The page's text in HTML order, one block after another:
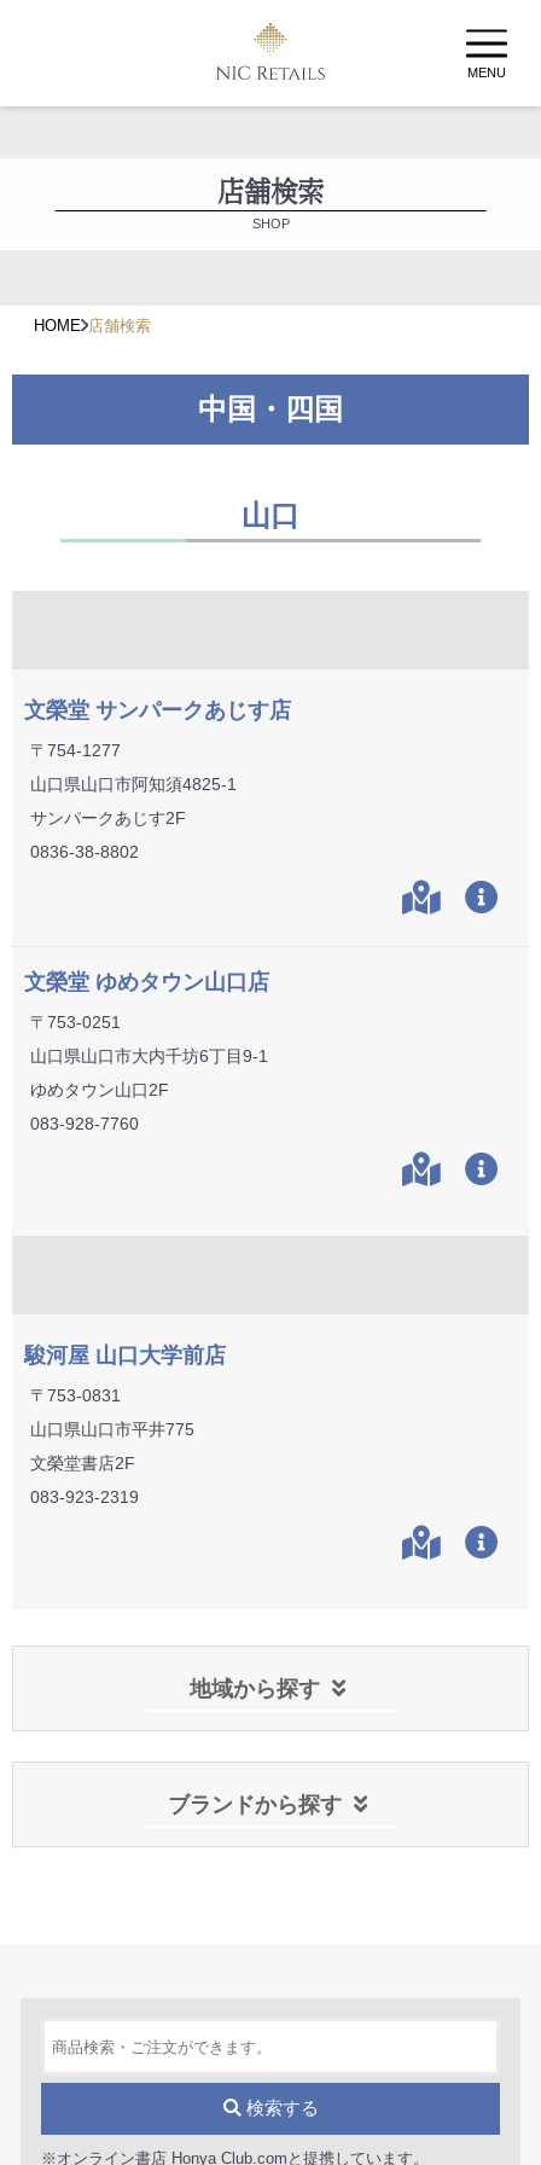
MENU
店舗検索
SHOP
HOME 店舗検索
中国・四国
山口
文榮堂 サンパークあじす店
〒754-1277
山口県山口市阿知須4825-1
サンパークあじす2F
0836-38-8802
文榮堂 ゆめタウン山口店
〒753-0251
山口県山口市大内千坊6丁目9-1
ゆめタウン山口2F
083-928-7760
駿河屋 山口大学前店
〒753-0831
山口県山口市平井775
文榮堂書店2F
083-923-2319
地域から探す
ブランドから探す
検索する
※オンライン書店 Honya Club.comと提携しています。